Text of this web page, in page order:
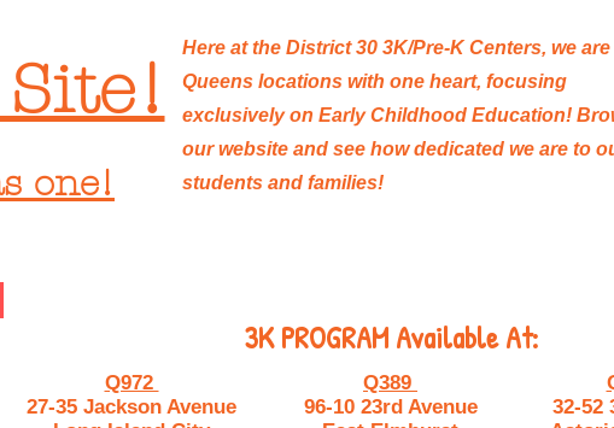
one!
Here at the District 30 3K/Pre-K Centers, we
Queens locations with one heart, focusing
exclusively on Early Childhood Education!
our website and see how dedicated we are to
students and families!
3K PROGRAM Available At:
Q972
27-35 Jackson Avenue
Q389
96-10 23rd Avenue
32-52